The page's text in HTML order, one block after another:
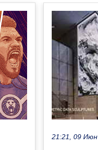
21:21, 09 Июн